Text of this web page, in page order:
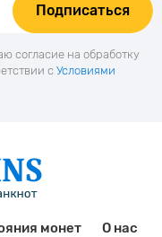
Подписаться
согласие на обработку
с Условиями
монет
О нас